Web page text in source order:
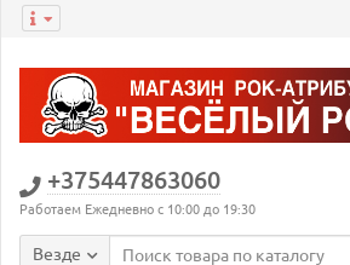
+375447863060
Работаем Ежедневно с 10:00 до 19:30
Везде